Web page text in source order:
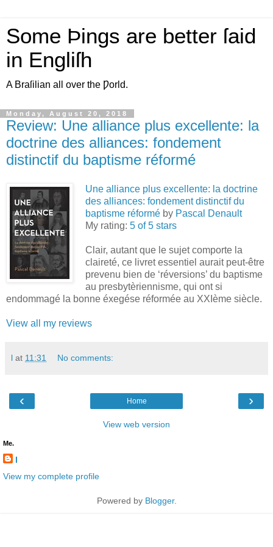
Some Þings are better ſaid
in Engliſh
A Braſilian all over the Ƿorld.
Monday, August 20, 2018
Review: Une alliance plus excellente: la
doctrine des alliances: fondement
distinctif du baptisme réformé
Une alliance plus excellente: la doctrine
des alliances: fondement distinctif du
baptisme réformé by Pascal Denault
My rating: 5 of 5 stars
Clair, autant que le sujet comporte la
claireté, ce livret essentiel aurait peut-être
prevenu bien de ‘réversions’ du baptisme
au presbytèriennisme, qui ont si
endommagé la bonne éxegése réformée au XXIème siècle.
View all my reviews
l at 11:31 No comments:
‹ ›
Home
View web version
Me.
l
View my complete profile
Powered by Blogger.